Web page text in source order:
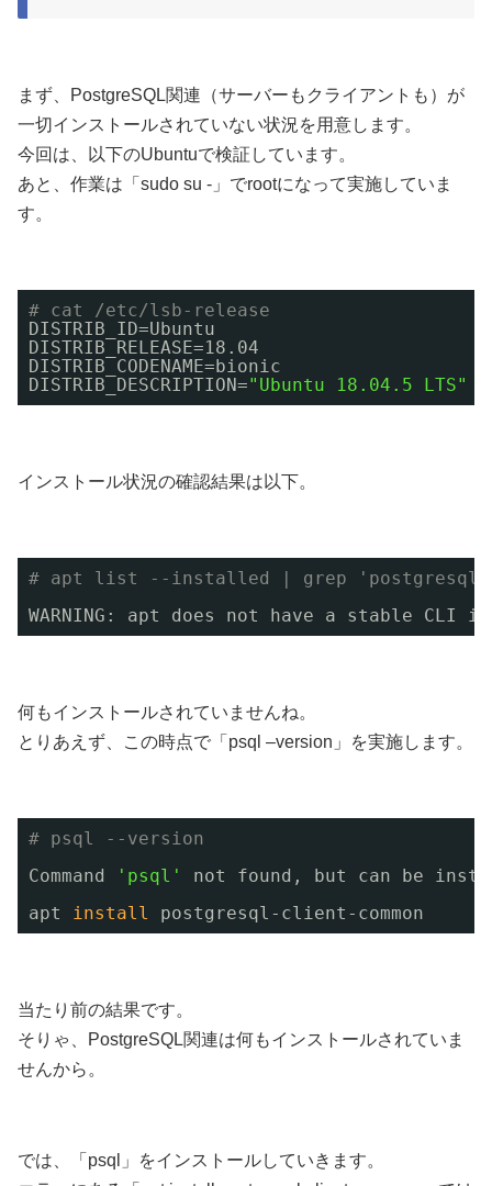
まず、PostgreSQL関連（サーバーもクライアントも）が
一切インストールされていない状況を用意します。
今回は、以下のUbuntuで検証しています。
あと、作業は「sudo su -」でrootになって実施していま
す。
# cat /etc/lsb-release
DISTRIB_ID=Ubuntu
DISTRIB_RELEASE=18.04
DISTRIB_CODENAME=bionic
DISTRIB_DESCRIPTION="Ubuntu 18.04.5 LTS"
インストール状況の確認結果は以下。
# apt list --installed | grep 'postgresql'
WARNING: apt does not have a stable
何もインストールされていませんね。
とりあえず、この時点で「psql –version」を実施します。
# psql --version
Command
'psql'
not found, but can be
apt install postgresql-client-common
当たり前の結果です。
そりゃ、PostgreSQL関連は何もインストールされていま
せんから。
では、「psql」をインストールしていきます。